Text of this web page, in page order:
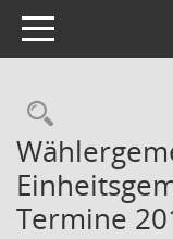
Toggle navigation
Termine